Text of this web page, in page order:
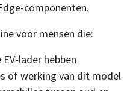
componenten.
voor mensen die:
lader hebben
of werking van dit model